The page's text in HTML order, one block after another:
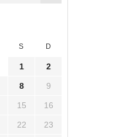
S D
1 2
8 9
15 16
22 23